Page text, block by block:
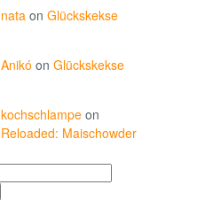
nata on Glückskekse
Anikó on Glückskekse
kochschlampe on
Reloaded: Maischowder